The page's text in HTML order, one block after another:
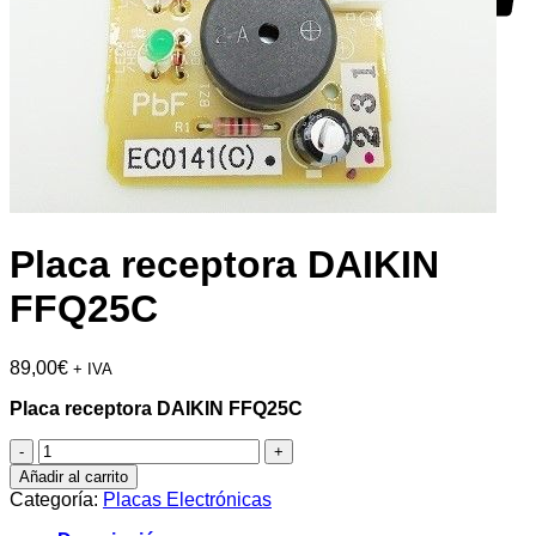
Placa receptora DAIKIN
FFQ25C
89,00€ + IVA
Placa receptora DAIKIN FFQ25C
Placa
receptora
DAIKIN
FFQ25C
Añadir al carrito
Categoría: Placas Electrónicas